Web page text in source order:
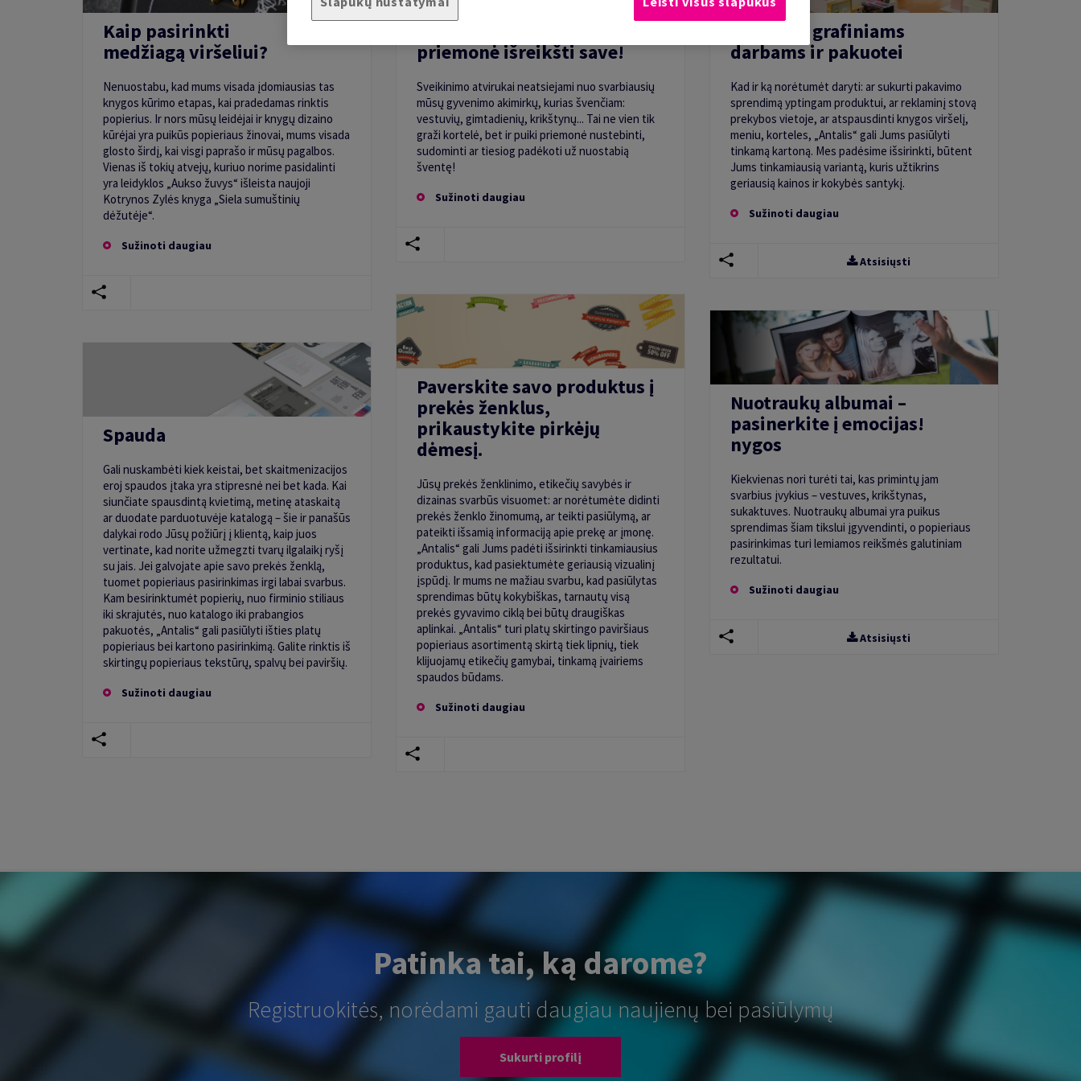
Kaip pasirinkti
medžiagą viršeliui?
Nenuostabu, kad mums visada įdomiausias tas
knygos kūrimo etapas, kai pradedamas rinktis
popierius. Ir nors mūsų leidėjai ir knygų dizaino
kūrėjai yra puikūs popieriaus žinovai, mums visada
glosto širdį, kai visgi paprašo ir mūsų pagalbos.
Vienas iš tokių atvejų, kuriuo norime pasidalinti
yra leidyklos „Aukso žuvys“ išleista naujoji
Kotrynos Zylės knyga „Siela sumuštinių
dėžutėje“.
Sužinoti daugiau
priemonė išreikšti save!
Sveikinimo atvirukai neatsiejami nuo svarbiausių
mūsų gyvenimo akimirkų, kurias švenčiam:
vestuvių, gimtadienių, krikštynų... Tai ne vien tik
graži kortelė, bet ir puiki priemonė nustebinti,
sudominti ar tiesiog padėkoti už nuostabią
šventę!
Sužinoti daugiau
Kartonas grafiniams
darbams ir pakuotei
Kad ir ką norėtumėt daryti: ar sukurti pakavimo
sprendimą yptingam produktui, ar reklaminį stovą
prekybos vietoje, ar atspausdinti knygos viršelį,
meniu, korteles, „Antalis“ gali Jums pasiūlyti
tinkamą kartoną. Mes padėsime išsirinkti, būtent
Jums tinkamiausią variantą, kuris užtikrins
geriausią kainos ir kokybės santykį.
Sužinoti daugiau
Atsisiųsti
Paverskite savo produktus į
prekės ženklus,
prikaustykite pirkėjų
dėmesį.
Jūsų prekės ženklinimo, etikečių savybės ir
dizainas svarbūs visuomet: ar norėtumėte didinti
prekės ženklo žinomumą, ar teikti pasiūlymą, ar
pateikti išsamią informaciją apie prekę ar įmonę.
„Antalis“ gali Jums padėti išsirinkti tinkamiausius
produktus, kad pasiektumėte geriausią vizualinį
įspūdį. Ir mums ne mažiau svarbu, kad pasiūlytas
sprendimas būtų kokybiškas, tarnautų visą
prekės gyvavimo ciklą bei būtų draugiškas
aplinkai. „Antalis“ turi platų skirtingo paviršiaus
popieriaus asortimentą skirtą tiek lipnių, tiek
klijuojamų etikečių gamybai, tinkamą įvairiems
spaudos būdams.
Sužinoti daugiau
Nuotraukų albumai –
pasinerkite į emocijas!
nygos
Kiekvienas nori turėti tai, kas primintų jam
svarbius įvykius – vestuves, krikštynas,
sukaktuves. Nuotraukų albumai yra puikus
sprendimas šiam tikslui įgyvendinti, o popieriaus
pasirinkimas turi lemiamos reikšmės galutiniam
rezultatui.
Sužinoti daugiau
Atsisiųsti
Spauda
Gali nuskambėti kiek keistai, bet skaitmenizacijos
eroj spaudos įtaka yra stipresnė nei bet kada. Kai
siunčiate spausdintą kvietimą, metinę ataskaitą
ar duodate parduotuvėje katalogą – šie ir panašūs
dalykai rodo Jūsų požiūrį į klientą, kaip juos
vertinate, kad norite užmegzti tvarų ilgalaikį ryšį
su jais. Jei galvojate apie savo prekės ženklą,
tuomet popieriaus pasirinkimas irgi labai svarbus.
Kam besirinktumėt popierių, nuo firminio stiliaus
iki skrajutės, nuo katalogo iki prabangios
pakuotės, „Antalis“ gali pasiūlyti išties platų
popieriaus bei kartono pasirinkimą. Galite rinktis iš
skirtingų popieriaus tekstūrų, spalvų bei paviršių.
Sužinoti daugiau
Patinka tai, ką darome?
Registruokitės, norėdami gauti daugiau naujienų bei pasiūlymų
Sukurti profilį